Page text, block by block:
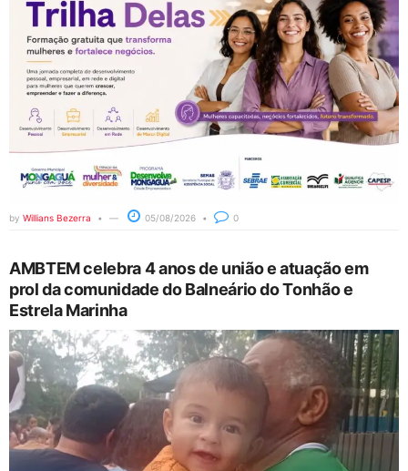
by Willians Bezerra 05/08/2026 0
AMBTEM celebra 4 anos de união e atuação em
prol da comunidade do Balneário do Tonhão e
Estrela Marinha